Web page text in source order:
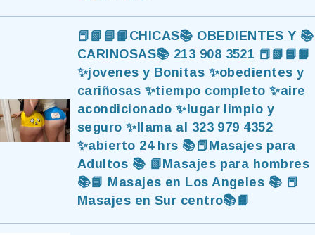
📕📗📘📙CHICAS📚 OBEDIENTES Y 📚
CARINOSAS📚 213 908 3521 📕📗📘📙
✨jovenes y Bonitas ✨obedientes y
cariñosas ✨tiempo completo ✨aire
acondicionado ✨lugar limpio y
seguro ✨llama al 323 979 4352
✨abierto 24 hrs 📚📕Masajes para
Adultos 📚 📗Masajes para hombres
📚📘 Masajes en Los Angeles 📚 📕
Masajes en Sur centro📚📙